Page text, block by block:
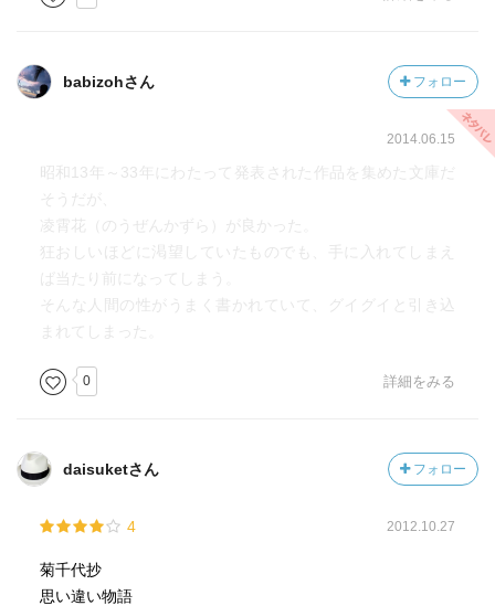
babizohさん フォロー
2014.06.15
昭和13年～33年にわたって発表された作品を集めた文庫だ
そうだが、
凌霄花（のうぜんかずら）が良かった。
狂おしいほどに渇望していたものでも、手に入れてしまえ
ば当たり前になってしまう。
そんな人間の性がうまく書かれていて、グイグイと引き込
まれてしまった。
0 詳細をみる
daisuketさん フォロー
4 2012.10.27
菊千代抄
思い違い物語